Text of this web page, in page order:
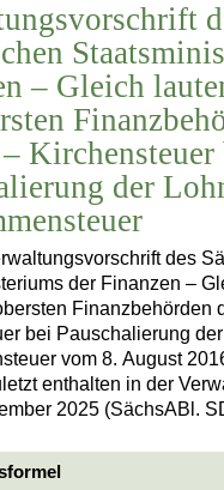
– Gleich
Kirchensteuer
der
des
der Finanzen –
Finanzbehörden
bei Pauschalierung
vom 8. August
enthalten in der
2025 (SächsABl.